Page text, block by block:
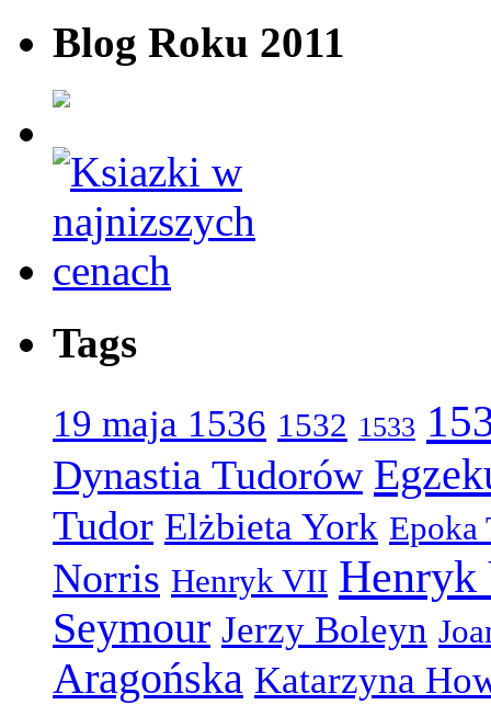
Blog Roku 2011
Tags
19 maja 1536 1532 1533
Dynastia Tudorów
Tudor Elżbieta York Epoka
Norris Henryk VII
Seymour Jerzy Boleyn
Aragońska Katarzyna